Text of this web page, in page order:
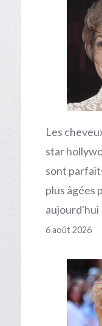
Les
star
sont
plus âgées
aujourd'hui
6 août 2026